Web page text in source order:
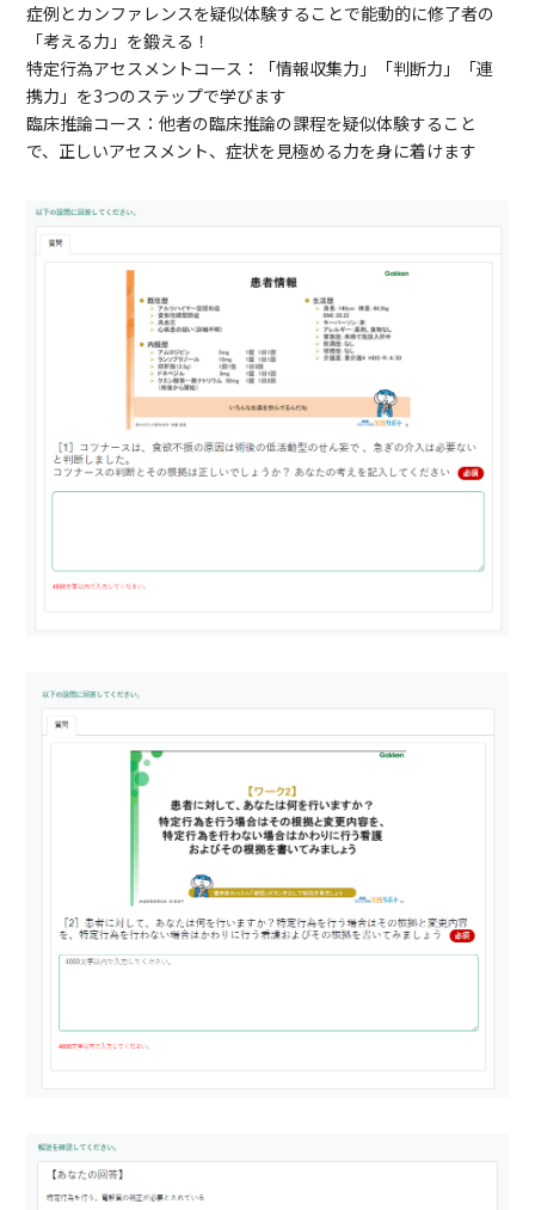
症例とカンファレンスを疑似体験することで能動的に修了者の
「考える力」を鍛える！
特定行為アセスメントコース：「情報収集力」「判断力」「連
携力」を3つのステップで学びます
臨床推論コース：他者の臨床推論の課程を疑似体験すること
で、正しいアセスメント、症状を見極める力を身に着けます